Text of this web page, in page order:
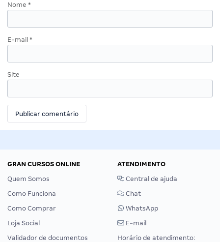
Nome *
E-mail *
Site
GRAN CURSOS ONLINE
Quem Somos
Como Funciona
Como Comprar
Loja Social
Validador de documentos
ATENDIMENTO
Central de ajuda
Chat
WhatsApp
E-mail
Horário de atendimento: